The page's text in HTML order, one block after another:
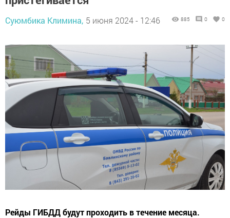
Суюмбика Климина, 5 июня 2024 - 12:46 885 0 0
Рейды ГИБДД будут проходить в течение месяца.